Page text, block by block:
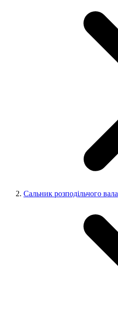
Сальник розподільчого вала